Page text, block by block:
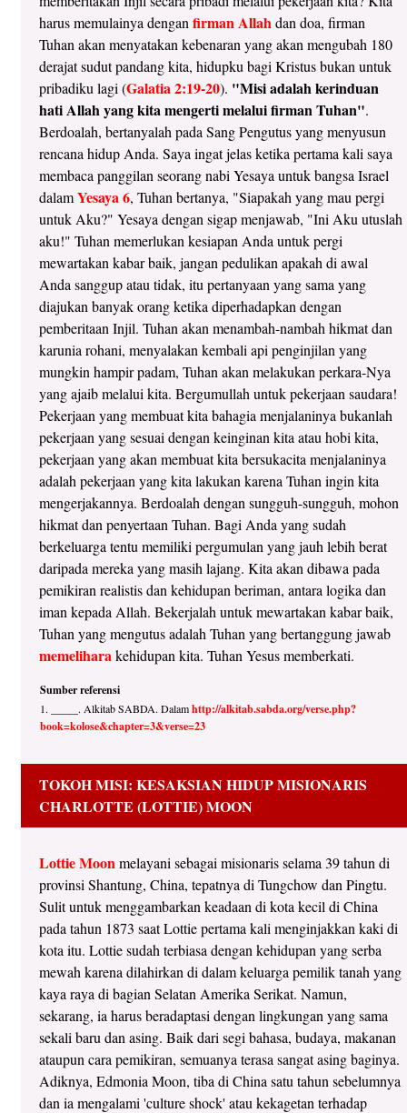
harus memulainya denganfirman Allahdan doa, firman
Tuhan akan menyatakan kebenaran yang akan mengubah 180
derajat sudut pandang kita, hidupku bagi Kristus bukan untuk
pribadiku lagi (Galatia 2:19-20). "Misi adalah kerinduan
hati Allah yang kita mengerti melalui firman Tuhan".
Berdoalah, bertanyalah pada Sang Pengutus yang menyusun
rencana hidup Anda. Saya ingat jelas ketika pertama kali saya
membaca panggilan seorang nabi Yesaya untuk bangsa Israel
dalamYesaya 6, Tuhan bertanya, "Siapakah yang mau pergi
untuk Aku?" Yesaya dengan sigap menjawab, "Ini Aku utuslah
aku!" Tuhan memerlukan kesiapan Anda untuk pergi
mewartakan kabar baik, jangan pedulikan apakah di awal
Anda sanggup atau tidak, itu pertanyaan yang sama yang
diajukan banyak orang ketika diperhadapkan dengan
pemberitaan Injil. Tuhan akan menambah-nambah hikmat dan
karunia rohani, menyalakan kembali api penginjilan yang
mungkin hampir padam, Tuhan akan melakukan perkara-Nya
yang ajaib melalui kita. Bergumullah untuk pekerjaan saudara!
Pekerjaan yang membuat kita bahagia menjalaninya bukanlah
pekerjaan yang sesuai dengan keinginan kita atau hobi kita,
pekerjaan yang akan membuat kita bersukacita menjalaninya
adalah pekerjaan yang kita lakukan karena Tuhan ingin kita
mengerjakannya. Berdoalah dengan sungguh-sungguh, mohon
hikmat dan penyertaan Tuhan. Bagi Anda yang sudah
berkeluarga tentu memiliki pergumulan yang jauh lebih berat
daripada mereka yang masih lajang. Kita akan dibawa pada
pemikiran realistis dan kehidupan beriman, antara logika dan
iman kepada Allah. Bekerjalah untuk mewartakan kabar baik,
Tuhan yang mengutus adalah Tuhan yang bertanggung jawab
memeliharakehidupan kita. Tuhan Yesus memberkati.
Sumber referensi
1. _____. Alkitab SABDA. Dalamhttp://alkitab.sabda.org/verse.php?
book=kolose​&chapter=3​&verse=23
TOKOH MISI: KESAKSIAN HIDUP MISIONARIS
CHARLOTTE (LOTTIE) MOON
Lottie Moonmelayani sebagai misionaris selama 39 tahun di
provinsi Shantung, China, tepatnya di Tungchow dan Pingtu.
Sulit untuk menggambarkan keadaan di kota kecil di China
pada tahun 1873 saat Lottie pertama kali menginjakkan kaki di
kota itu. Lottie sudah terbiasa dengan kehidupan yang serba
mewah karena dilahirkan di dalam keluarga pemilik tanah yang
kaya raya di bagian Selatan Amerika Serikat. Namun,
sekarang, ia harus beradaptasi dengan lingkungan yang sama
sekali baru dan asing. Baik dari segi bahasa, budaya, makanan
ataupun cara pemikiran, semuanya terasa sangat asing baginya.
Adiknya, Edmonia Moon, tiba di China satu tahun sebelumnya
dan ia mengalami 'culture shock' atau kekagetan terhadap